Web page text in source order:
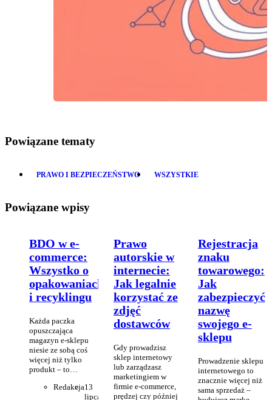
Powiązane tematy
PRAWO I BEZPIECZEŃSTWO WSZYSTKIE
Powiązane wpisy
BDO w e-
commerce:
Wszystko o
opakowaniach
i recyklingu
Każda paczka
opuszczająca
magazyn e-sklepu
niesie ze sobą coś
więcej niż tylko
produkt – to…
Redakcja13
lipca
Prawo
autorskie w
internecie:
Jak legalnie
korzystać ze
zdjęć
dostawców
Gdy prowadzisz
sklep internetowy
lub zarządzasz
marketingiem w
firmie e-commerce,
prędzej czy później
Rejestracja
znaku
towarowego:
Jak
zabezpieczyć
nazwę
swojego e-
sklepu
Prowadzenie sklepu
internetowego to
znacznie więcej niż
sama sprzedaż –